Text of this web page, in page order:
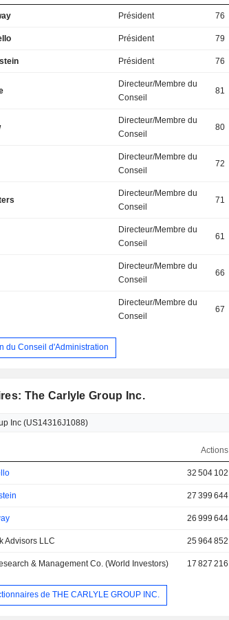
Président 76
Président 79
Président 76
Directeur/Membre du
Conseil
81
Directeur/Membre du
Conseil
80
Directeur/Membre du
Conseil
72
Directeur/Membre du
Conseil
71
Directeur/Membre du
Conseil
61
Directeur/Membre du
Conseil
66
Directeur/Membre du
Conseil
67
du Conseil d'Administration
The Carlyle Group Inc.
Actions
32 504 102
27 399 644
26 999 644
Advisors LLC 25 964 852
& Management Co. (World Investors) 17 827 216
de THE CARLYLE GROUP INC.